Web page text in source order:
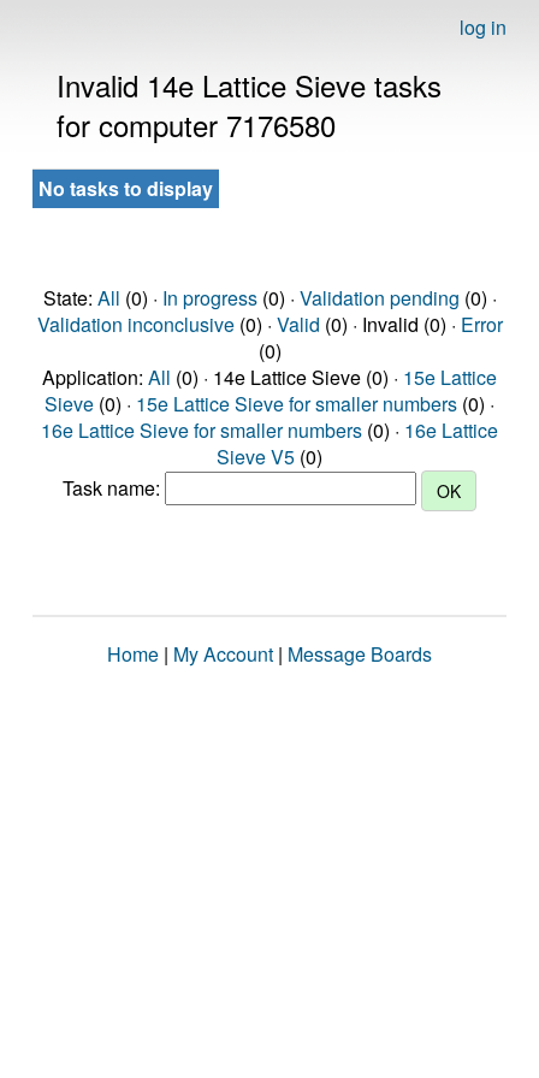
log in
Invalid 14e Lattice Sieve tasks
for computer 7176580
No tasks to display
State: All (0) · In progress(0) · Validation pending (0) ·
Validation inconclusive(0) · Valid (0) · Invalid (0) · Error
(0)
Application: All (0) · 14e Lattice Sieve (0) · 15e Lattice
Sieve (0) · 15e Lattice Sieve for smaller numbers (0) ·
16e Lattice Sieve for smaller numbers (0) · 16e Lattice
Sieve V5 (0)
Task name:
Home | My Account | Message Boards